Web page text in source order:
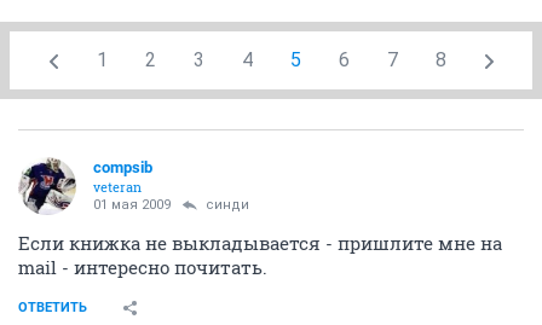
1 2 3 4 5 6 7 8
compsib
veteran
01 мая 2009 синди
Если книжка не выкладывается - пришлите мне на
mail - интересно почитать.
ОТВЕТИТЬ